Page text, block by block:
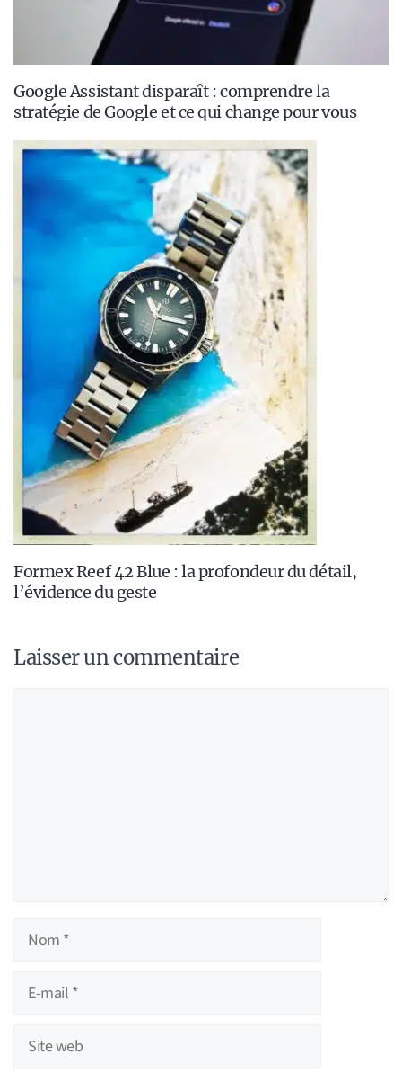
Google Assistant disparaît : comprendre la
stratégie de Google et ce qui change pour vous
Formex Reef 42 Blue : la profondeur du détail,
l’évidence du geste
Laisser un commentaire
Nom
Site
web